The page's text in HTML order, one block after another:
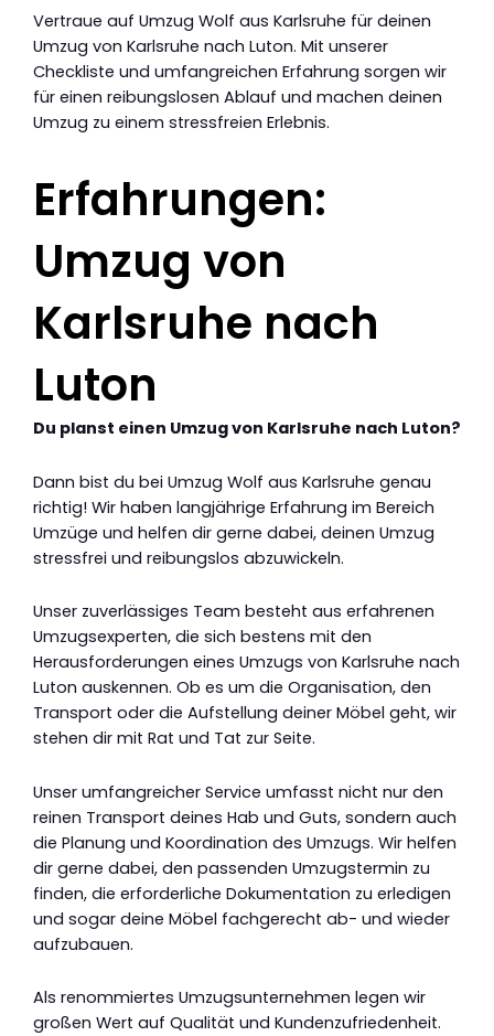
Vertraue auf Umzug Wolf aus Karlsruhe für deinen
Umzug von Karlsruhe nach Luton. Mit unserer
Checkliste und umfangreichen Erfahrung sorgen wir
für einen reibungslosen Ablauf und machen deinen
Umzug zu einem stressfreien Erlebnis.
Erfahrungen:
Umzug von
Karlsruhe nach
Luton
Du planst einen Umzug von Karlsruhe nach Luton?
Dann bist du bei Umzug Wolf aus Karlsruhe genau
richtig! Wir haben langjährige Erfahrung im Bereich
Umzüge und helfen dir gerne dabei, deinen Umzug
stressfrei und reibungslos abzuwickeln.
Unser zuverlässiges Team besteht aus erfahrenen
Umzugsexperten, die sich bestens mit den
Herausforderungen eines Umzugs von Karlsruhe nach
Luton auskennen. Ob es um die Organisation, den
Transport oder die Aufstellung deiner Möbel geht, wir
stehen dir mit Rat und Tat zur Seite.
Unser umfangreicher Service umfasst nicht nur den
reinen Transport deines Hab und Guts, sondern auch
die Planung und Koordination des Umzugs. Wir helfen
dir gerne dabei, den passenden Umzugstermin zu
finden, die erforderliche Dokumentation zu erledigen
und sogar deine Möbel fachgerecht ab- und wieder
aufzubauen.
Als renommiertes Umzugsunternehmen legen wir
großen Wert auf Qualität und Kundenzufriedenheit.